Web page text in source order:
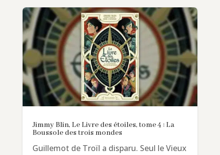
Jimmy Blin, Le Livre des étoiles, tome 4 : La
Boussole des trois mondes
Guillemot de Troïl a disparu. Seul le Vieux